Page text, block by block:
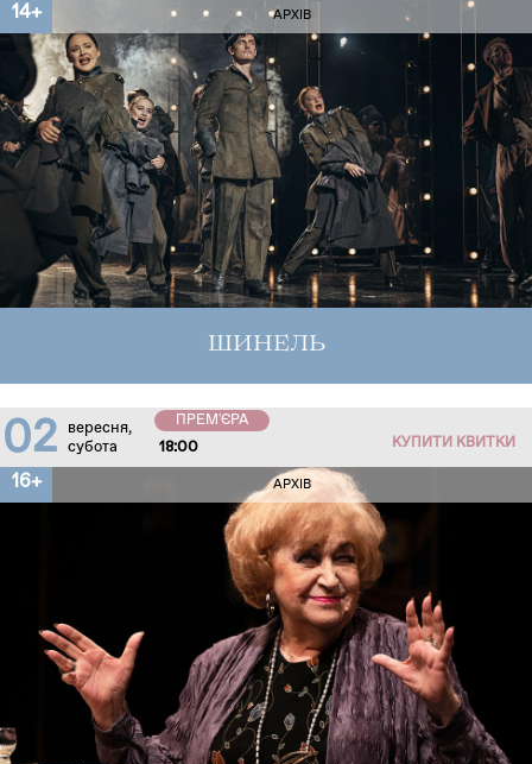
14+ АРХІВ
ШИНЕЛЬ
02
вересня,
субота
18:00
ПРЕМ'ЄРА
КУПИТИ КВИТКИ
16+ АРХІВ